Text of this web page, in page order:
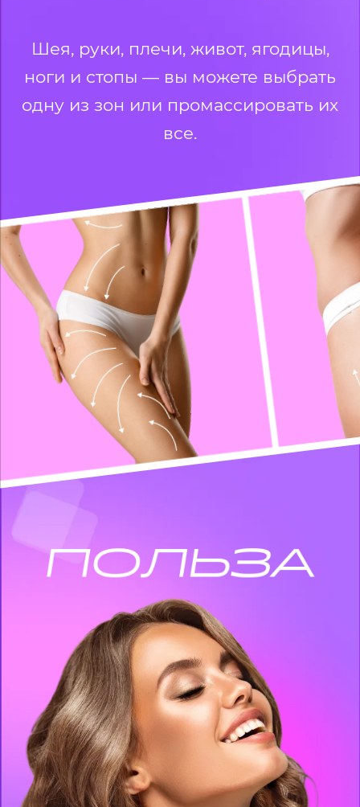
Шея, руки, плечи, живот, ягодицы,
ноги и стопы — вы можете выбрать
одну из зон или промассировать их
все.
ПОЛЬЗА